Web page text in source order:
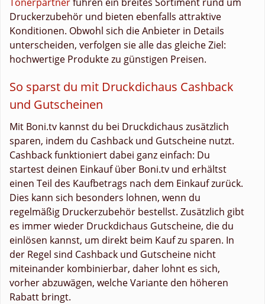
Druckerzubehör und bieten ebenfalls attraktive
Konditionen. Obwohl sich die Anbieter in Details
unterscheiden, verfolgen sie alle das gleiche Ziel:
hochwertige Produkte zu günstigen Preisen.
So sparst du mit Druckdichaus Cashback
und Gutscheinen
Mit Boni.tv kannst du bei Druckdichaus zusätzlich
sparen, indem du Cashback und Gutscheine nutzt.
Cashback funktioniert dabei ganz einfach: Du
startest deinen Einkauf über Boni.tv und erhältst
einen Teil des Kaufbetrags nach dem Einkauf zurück.
Dies kann sich besonders lohnen, wenn du
regelmäßig Druckerzubehör bestellst. Zusätzlich gibt
es immer wieder Druckdichaus Gutscheine, die du
einlösen kannst, um direkt beim Kauf zu sparen. In
der Regel sind Cashback und Gutscheine nicht
miteinander kombinierbar, daher lohnt es sich,
vorher abzuwägen, welche Variante den höheren
Rabatt bringt.